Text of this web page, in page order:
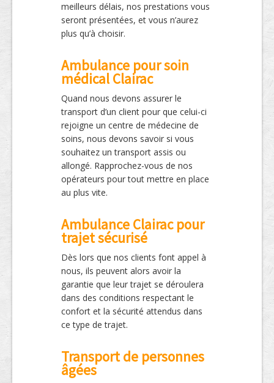
meilleurs délais, nos prestations vous
seront présentées, et vous n’aurez
plus qu’à choisir.
Ambulance pour soin
médical Clairac
Quand nous devons assurer le
transport d’un client pour que celui-ci
rejoigne un centre de médecine de
soins, nous devons savoir si vous
souhaitez un transport assis ou
allongé. Rapprochez-vous de nos
opérateurs pour tout mettre en place
au plus vite.
Ambulance Clairac pour
trajet sécurisé
Dès lors que nos clients font appel à
nous, ils peuvent alors avoir la
garantie que leur trajet se déroulera
dans des conditions respectant le
confort et la sécurité attendus dans
ce type de trajet.
Transport de personnes
âgées